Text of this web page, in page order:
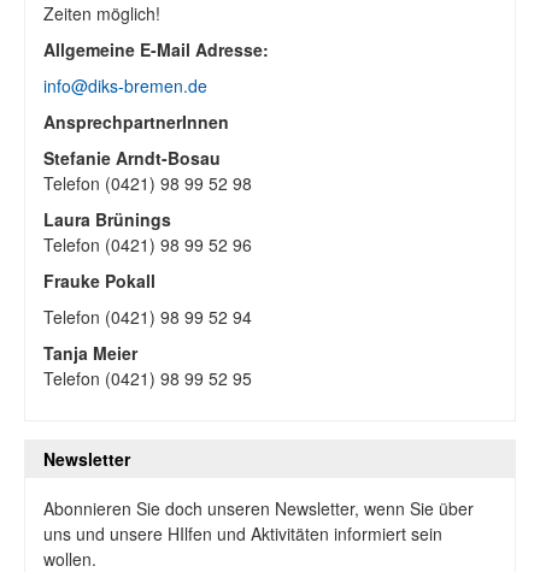
Zeiten möglich!
Allgemeine E-Mail Adresse:
info@diks-bremen.de
AnsprechpartnerInnen
Stefanie Arndt-Bosau
Telefon (0421) 98 99 52 98
Laura Brünings
Telefon (0421) 98 99 52 96
Frauke Pokall
Telefon (0421) 98 99 52 94
Tanja Meier
Telefon (0421) 98 99 52 95
Newsletter
Abonnieren Sie doch unseren Newsletter, wenn Sie über
uns und unsere HIlfen und Aktivitäten informiert sein
wollen.